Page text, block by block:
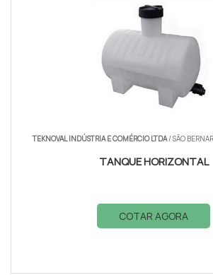
TEKNOVAL INDÚSTRIA E COMÉRCIO LTDA/ SÃO
TANQUE HORIZONTAL
COTAR AGORA